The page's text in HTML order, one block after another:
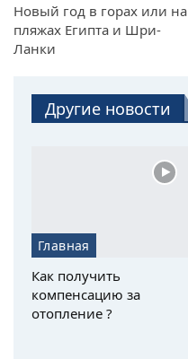
Новый год в горах или на
пляжах Египта и Шри-
Ланки
Другие новости
Главная
Как получить
компенсацию за
отопление ?